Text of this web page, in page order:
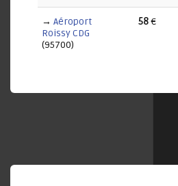
→ Aéroport
Roissy CDG
(95700)
58€